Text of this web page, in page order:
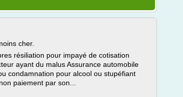
cher.
résiliation pour impayé de cotisation
ayant du malus Assurance automobile
condamnation pour alcool ou stupéfiant
paiement par son...